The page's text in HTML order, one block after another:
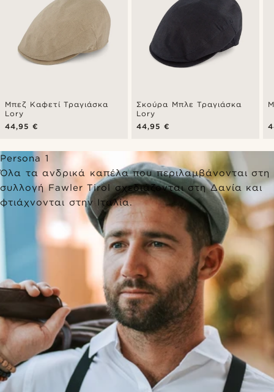
Μπεζ Καφετί Τραγιάσκα
Lory
44,95 €
Σκούρα Μπλε Τραγιάσκα
Lory
44,95 €
Persona 1
Όλα τα ανδρικά καπέλα που περιλαμβάνονται στη
συλλογή Fawler Tirol σχεδιάζονται στη Δανία και
φτιάχνονται στην Ιταλία.